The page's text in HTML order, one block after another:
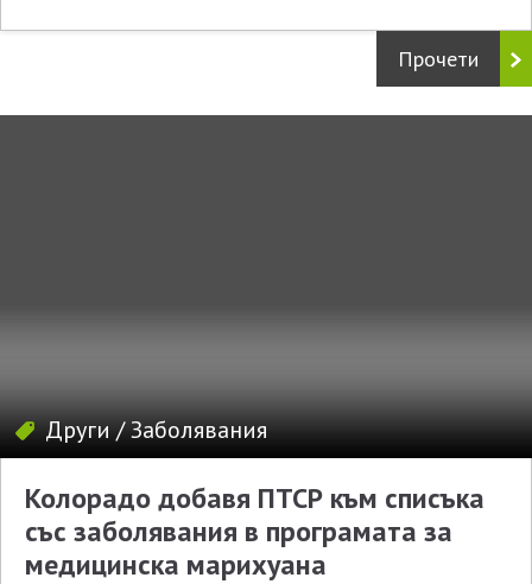
Прочети
Други/Заболявания
Колорадо добавя ПТСР към списъка
със заболявания в програмата за
медицинска марихуана